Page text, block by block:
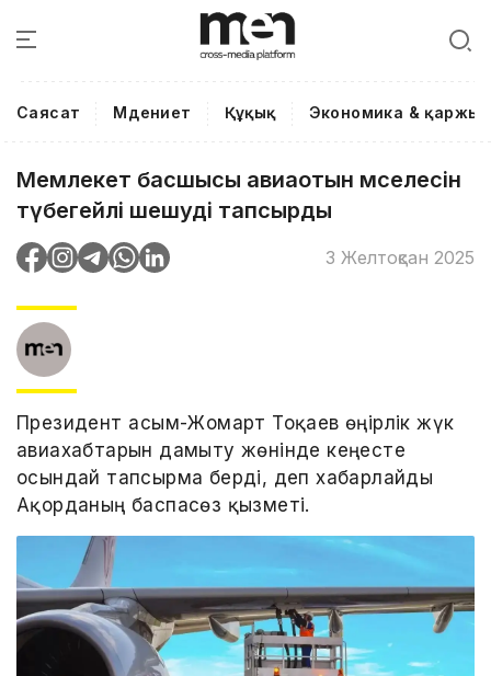
Саясат Мәдениет Құқық Экономика & қаржы
Мемлекет басшысы авиаотын мәселесін
түбегейлі шешуді тапсырды
3 Желтоқсан 2025
Президент Қасым-Жомарт Тоқаев өңірлік жүк
авиахабтарын дамыту жөнінде кеңесте
осындай тапсырма берді, деп хабарлайды
Ақорданың баспасөз қызметі.